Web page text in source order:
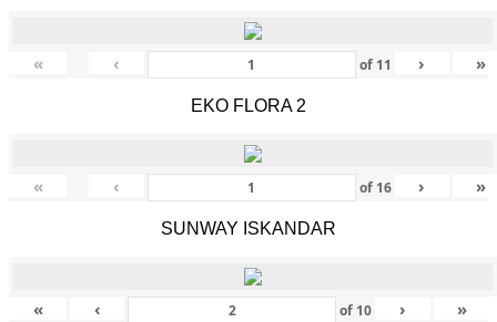
« ‹ of 11 › »
EKO FLORA 2
« ‹ of 16 › »
SUNWAY ISKANDAR
« ‹ of 10 › »